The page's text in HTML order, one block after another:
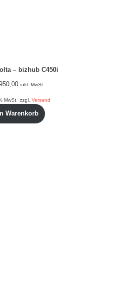
– bizhub C450i
inkl. MwSt.
MwSt. zzgl. Versand
Warenkorb